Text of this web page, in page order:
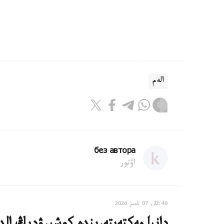
الەم
без автора
اۆتور
22:46, 07 تامىز 2026